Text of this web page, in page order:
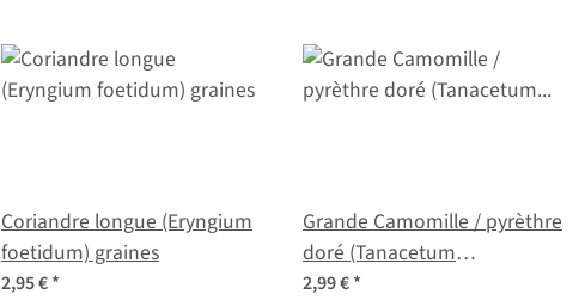
Coriandre longue (Eryngium
foetidum) graines
2,95 €*
Grande Camomille / pyrèthre
doré (Tanacetum
panthenium) Bio semences
2,99 €*